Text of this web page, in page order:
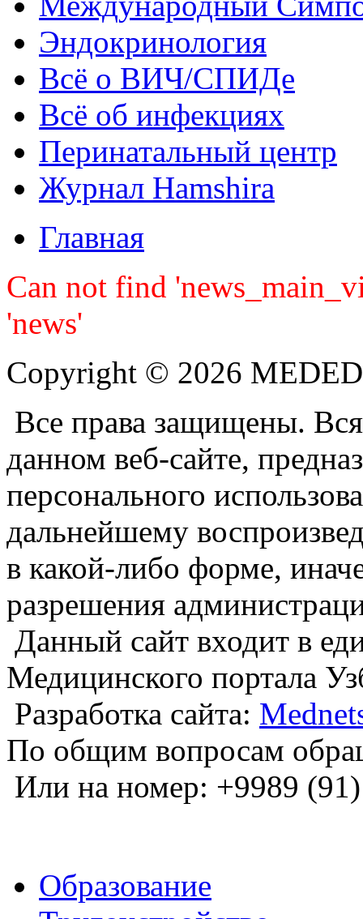
Эндокринология
Всё о ВИЧ/СПИДе
Всё об инфекциях
Перинатальный центр
Журнал Hamshira
Главная
Can not find
'news'
Copyright © 2026
Все права защищены.
данном веб-сайте,
персонального
дальнейшему
в какой-либо форме,
разрешения
Данный сайт входит в
Медицинского портала
Разработка сайта:
По общим вопросам
Или на номер: +9989
Образование